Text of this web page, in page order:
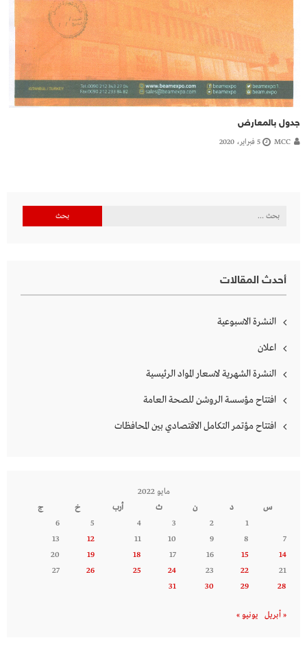
جدول بالمعارض
MCC 5 فبراير، 2020
البحث
أحدث المقالات
النشرة الاسبوعية
اعلان
النشرة الشهرية لاسعار المواد الرئيسية
افتتاح مؤسسة الروشن للصحة العامة
افتتاح مؤتمر التكامل الاقتصادي بين المحافظات
مايو 2022
س
د ن ث أرب خ
ج
1
2
3
4
5
6
7
8
9
10
11
12
13
14
15
16
17
18
19
20
21
22
23
24
25
26
27
28
29
30
31
« أبريل يونيو »